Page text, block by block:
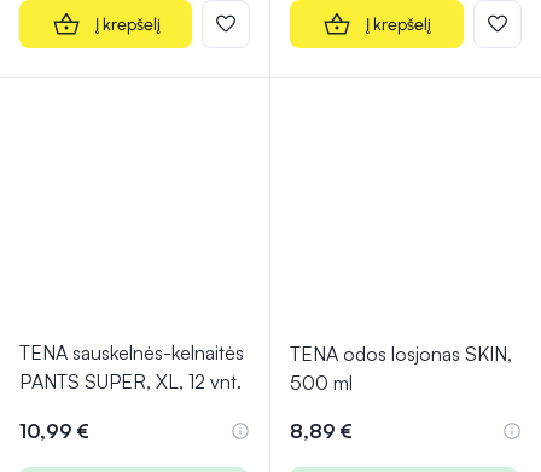
Į krepšelį Į krepšelį
TENA sauskelnės-kelnaitės
PANTS SUPER, XL, 12 vnt.
10,99 €
TENA odos losjonas SKIN,
500 ml
8,89 €